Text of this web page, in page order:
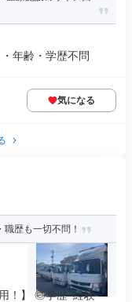
年齢・学歴不問
気になる
歴も一切不問！
！】 ◎学歴･経験・